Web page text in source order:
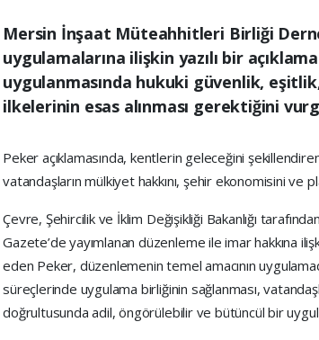
Mersin İnşaat Müteahhitleri Birliği
uygulamalarına ilişkin yazılı bir
uygulanmasında hukuki güvenlik,
ilkelerinin esas alınması gerektiğini
Peker açıklamasında, kentlerin geleceğini
vatandaşların mülkiyet hakkını, şehir ekonomisini
Çevre, Şehircilik ve İklim Değişikliği Bakanlığı
Gazete’de yayımlanan düzenleme ile imar hakkına
eden Peker, düzenlemenin temel amacının
süreçlerinde uygulama birliğinin sağlanması,
doğrultusunda adil, öngörülebilir ve bütüncül bir